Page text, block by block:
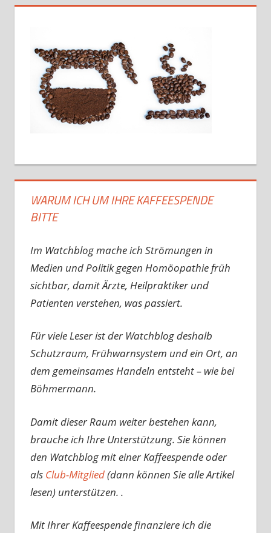
WARUM ICH UM IHRE KAFFEESPENDE
BITTE
Im Watchblog mache ich Strömungen in
Medien und Politik gegen Homöopathie früh
sichtbar, damit Ärzte, Heilpraktiker und
Patienten verstehen, was passiert.
Für viele Leser ist der Watchblog deshalb
Schutzraum, Frühwarnsystem und ein Ort, an
dem gemeinsames Handeln entsteht – wie bei
Böhmermann.
Damit dieser Raum weiter bestehen kann,
brauche ich Ihre Unterstützung. Sie können
den Watchblog mit einer Kaffeespende oder
als Club-Mitglied(dann können Sie alle Artikel
lesen) unterstützen. .
Mit Ihrer Kaffeespende finanziere ich die